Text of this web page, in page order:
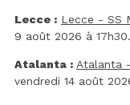
Lecce : Lecce - SS
9 août 2026 à 17h30.
Atalanta : Atalanta
vendredi 14 août